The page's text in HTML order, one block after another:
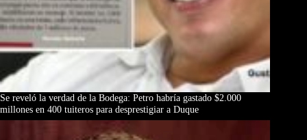
Se reveló la verdad de la Bodega: Petro habría gastado $2.000
millones en 400 tuiteros para desprestigiar a Duque